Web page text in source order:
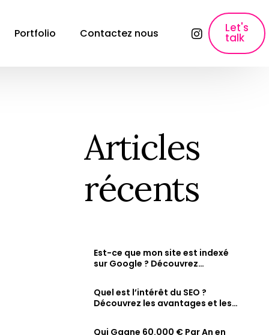
Création de contenu
Création de contenu &#038; Content
Copywriting fiche produit
Rédaction des fiches produits qui font
Maximiser vos performances : Google Ads,
Facebook Ads &#038; Instagram.
Soyez visible sur Google, Attirez des clients
dans la recherche et sur Maps.
Portfolio Contactez nous Let's
talk
Articles
récents
Est-ce que mon site est indexé
sur Google ? Découvrez
sa visibilité en ligne
Quel est l’intérêt du SEO ?
Découvrez les avantages et les
stratégie SEO bien optimisée
Qui Gagne 60.000 € Par An en